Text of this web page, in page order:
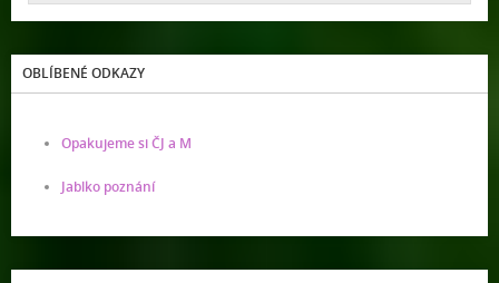
OBLÍBENÉ ODKAZY
Opakujeme si ČJ a M
Jablko poznání